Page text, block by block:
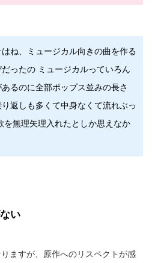
はね、ミュージカル向きの曲を作る
ったの ミュージカルっていろん
あるのに全部ポップス並みの長さ
返しも多くて中身なくて流れぶっ
を無理矢理入れたとしか思えなか
い
ますが、原作へのリスペクトが感